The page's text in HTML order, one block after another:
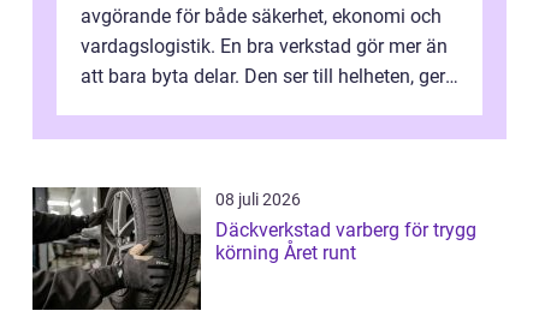
avgörande för både säkerhet, ekonomi och
vardagslogistik. En bra verkstad gör mer än
att bara byta delar. Den ser till helheten, ger
08 juli 2026
Däckverkstad varberg för trygg
körning Året runt